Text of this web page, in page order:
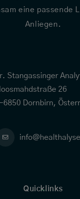
eine passende
Anliegen.
Stangassinger
26
6850 Dornbirn,
Quicklinks
-